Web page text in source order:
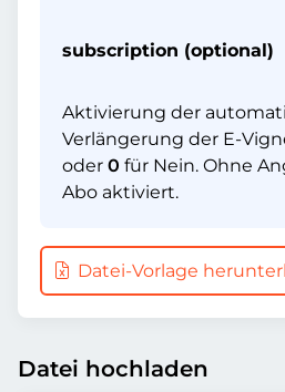
subscription (optional)
Aktivierung der
Verlängerung der E-
oder 0 für Nein. Ohne
Abo aktiviert.
Datei-Vorlage
Datei hochladen